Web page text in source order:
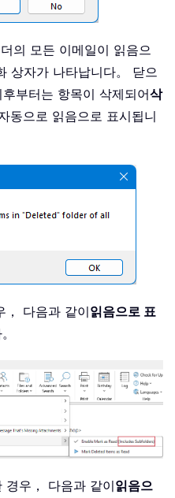
의 모든 이메일이 읽음으
상자가 나타납니다。 닫으
부터는 항목이 삭제되어삭
동으로 읽음으로 표시됩니
， 다음과 같이읽음으로 표
경우， 다음과 같이읽음으